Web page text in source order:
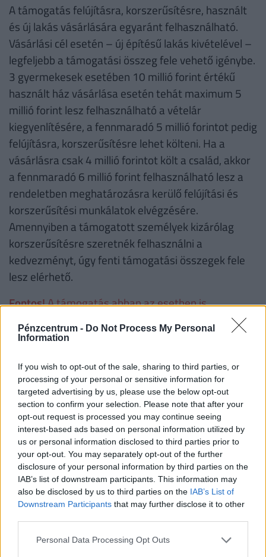
Pénzcentrum - Do Not Process My Personal
Information
If you wish to opt-out of the sale, sharing to third parties, or
processing of your personal or sensitive information for
targeted advertising by us, please use the below opt-out
section to confirm your selection. Please note that after your
opt-out request is processed you may continue seeing
interest-based ads based on personal information utilized by
us or personal information disclosed to third parties prior to
your opt-out. You may separately opt-out of the further
disclosure of your personal information by third parties on the
IAB’s list of downstream participants. This information may
also be disclosed by us to third parties on the IAB’s List of
Downstream Participants that may further disclose it to other
Personal Data Processing Opt Outs
A támogatás felújításra, korszerűsítésre, használt
és új lakás vásárlására egyaránt felhasználható.
Vásárlási cél esetén – új építésű lakás kivételével –
legfeljebb a támogatási összeg fele vehető igénybe.
3 gyermekesek esetében 10 millió forint értékű
használt ház vásárlása esetén tehát maximum 5
millió forint lesz felhasználható a vételár
kiegyenlítésére, a fennmaradó 5 millió forintot pedig
felújításra, korszerűsítésre lehet költeni. Ha a
vásárlásra csak 4 millió forintot költ a család, akkor
a fennmaradó 6 millió forint felhasználható lesz a
rendeletben meghatározásra kerülő felújítási és
korszerűsítési munkálatok elvégzésére.
Amennyiben a támogatott személyek kizárólag
korszerűsítésre szeretnék felhasználni a
kedvezményt, úgy fenti támogatási összegek fele
lesz elérhető.
Fontos!A támogatás abban az esetben is
igényelhető korszerűsítésre és/vagy bővítésre, ha
korábban az adott lakásra már vettek igénybe
munkálatokat nem teljesíti, a folyósított családi
otthonteremtési kedvezményt - ideértve annak a
lakás vásárlására számított összegét is − a
folyósítás napjától számított, Ptk. szerinti
késedelmi kamattal növelten köteles visszafizetni.
Családtámogatások 2019. július 1-től(millió
forint, vastag betűvel az újdonságok)
1
gyermek
2
3